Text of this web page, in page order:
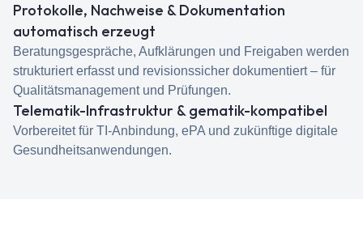
Protokolle, Nachweise & Dokumentation
automatisch erzeugt
Beratungsgespräche, Aufklärungen und Freigaben werden
strukturiert erfasst und revisionssicher dokumentiert – für
Qualitätsmanagement und Prüfungen.
Telematik-Infrastruktur & gematik-kompatibel
Vorbereitet für TI-Anbindung, ePA und zukünftige digitale
Gesundheitsanwendungen.